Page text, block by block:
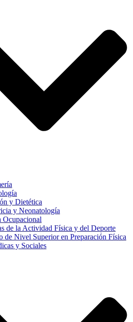
y Dietética
y Neonatología
Ocupacional
de la Actividad Física y del Deporte
de Nivel Superior en Preparación Física
y Sociales